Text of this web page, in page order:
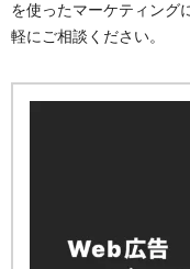
を使ったマーケティング
軽にご相談ください。